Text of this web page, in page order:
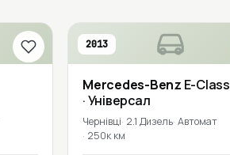
2013
Mercedes-Benz E-Class
· Універсал
Чернівці 2.1 Дизель Автомат
250к км